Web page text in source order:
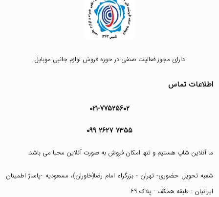
دارای مجوز فعالیت صنفی در حوزه فروش لوازم جانبی موبایل
اطلاعات تماس
۰۲۱-۷۷۵۲۵۶۰۲
۰۹۹ ۲۶۲۷ ۷۳۵۵
ما آنلاین شاپ هستیم و تنها امکان فروش به صورت آنلاین محیا می باشد.
شعبه تحویل حضوری- تهران - بزرگراه امام رضا(خاوران)، مسعودیه -پاساژ اطمینان
ایرانیان - طبقه همکف - پلاک ۶۹